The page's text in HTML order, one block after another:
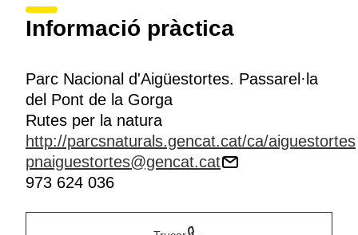
Informació pràctica
Parc Nacional d'Aigüestortes. Passarel·la
del Pont de la Gorga
Rutes per la natura
http://parcsnaturals.gencat.cat/ca/aiguestortes
pnaiguestortes@gencat.cat
973 624 036